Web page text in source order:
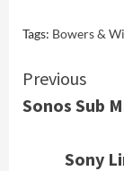
Tags: Bowers &
Continue
Reading
Previous
Sonos Sub
Sony